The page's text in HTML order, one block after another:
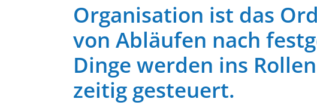
Organi­sation ist das
von Abläufen nach
Dinge werden ins
zeitig gesteuert.